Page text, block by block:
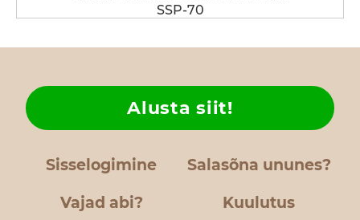
SSP-70
Sisselogimine Salasõna ununes?
Vajad abi?
Alusta siit!
Kuulutus